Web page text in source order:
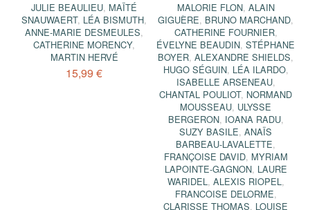
JULIE BEAULIEU, MAÏTÉ
SNAUWAERT, LÉA BISMUTH,
ANNE-MARIE DESMEULES,
CATHERINE MORENCY,
MARTIN HERVÉ
15,99 €
MALORIE FLON, ALAIN
GIGUÈRE, BRUNO MARCHAND,
CATHERINE FOURNIER,
ÉVELYNE BEAUDIN,STÉPHANE
BOYER,ALEXANDRE SHIELDS,
HUGO SÉGUIN, LÉA ILARDO,
ISABELLE ARSENEAU,
CHANTAL POULIOT, NORMAND
MOUSSEAU, ULYSSE
BERGERON, IOANA RADU,
SUZY BASILE,ANAÏS
BARBEAU-LAVALETTE,
FRANÇOISE DAVID, MYRIAM
LAPOINTE-GAGNON, LAURE
WARIDEL, ALEXIS RIOPEL,
FRANCOISE DELORME,
CLARISSE THOMAS, LOUISE